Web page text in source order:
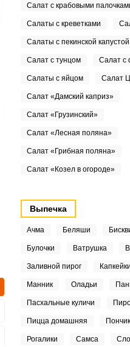
Салат с крабовыми
Салаты с креветками
Салаты с пекинской капустой
Салат с тунцом Салат с
Салаты с яйцом Салат
Салат «Дамский каприз»
Салат «Грузинский»
Салат «Лесная поляна»
Салат «Грибная поляна»
Салат «Козел в огороде»
Выпечка
Ачма Беляши
Булочки Ватрушка
Заливной пирог Капкейки
Манник Оладьи
Пасхальные куличи
Пицца домашняя
Рогалики Самса